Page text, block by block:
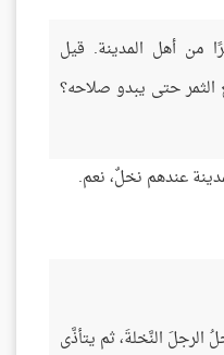
من أهل المدينة. قيل
حتى يبدو صلاحه؟
عندهم نخلٌ، نعم.
الرجلَ النَّخلةَ، ثم يتأذَّى